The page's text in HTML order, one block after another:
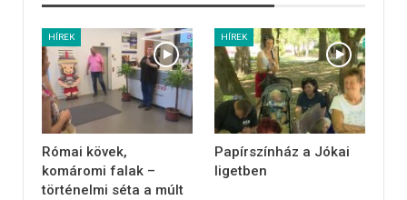
HÍREK
Római kövek,
komáromi falak –
történelmi séta a múlt
HÍREK
Papírszínház a Jókai
ligetben